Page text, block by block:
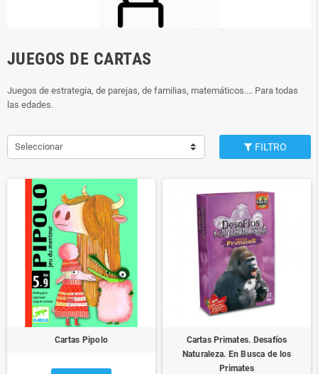
JUEGOS DE CARTAS
Juegos de estrategia, de parejas, de familias, matemáticos.... Para todas
las edades.
Seleccionar FILTRO
Cartas Pipolo
Cartas Primates. Desafíos
Naturaleza. En Busca de los
Primates